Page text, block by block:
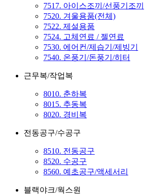
7517. 아이스조끼/선풍기조끼
7520. 겨울용품(전체)
7522. 제설용품
7524. 고체연료 / 젤연료
7530. 에어컨/제습기/제빙기
7540. 온풍기/돈풍기/히터
근무복/작업복
8010. 춘하복
8015. 추동복
8020. 경비복
전동공구/수공구
8510. 전동공구
8520. 수공구
8560. 예초공구/액세서리
블랙야크/웍스원